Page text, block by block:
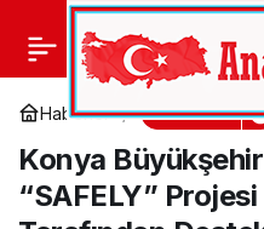
Haberler Gündem
Konya
“SAFELY”
Kent Konseyi Kadın
Meclisi yeni
yöneticilerini seçti